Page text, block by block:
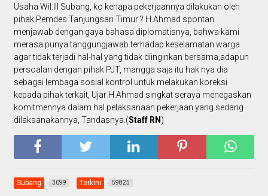
Usaha Wil.III Subang, ko kenapa pekerjaannya dilakukan oleh
pihak Pemdes Tanjungsari Timur ? H.Ahmad spontan
menjawab dengan gaya bahasa diplomatisnya, bahwa kami
merasa punya tanggungjawab terhadap keselamatan warga
agar tidak terjadi hal-hal yang tidak diinginkan bersama,adapun
persoalan dengan pihak PJT, mangga saja itu hak nya dia
sebagai lembaga sosial kontrol untuk melakukan koreksi
kepada pihak terkait, Ujar H.Ahmad singkat seraya menegaskan
komitmennya dalam hal pelaksanaan pekerjaan yang sedang
dilaksanakannya, Tandasnya.(Staff RN )
Subang 3099 Terkini 59825